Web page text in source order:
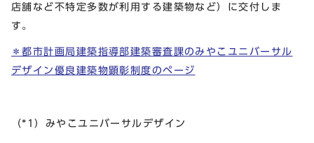
店舗など不特定多数が利用する建築物など）に交付しま
す。
＊都市計画局建築指導部建築審査課のみやこユニバーサル
デザイン優良建築物顕彰制度のページ
（*1）みやこユニバーサルデザイン